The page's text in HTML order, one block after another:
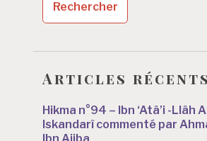
Articles récents
Hikma n°94 – Ibn ‘Atâ’i -Llâh
Iskandarî commenté par